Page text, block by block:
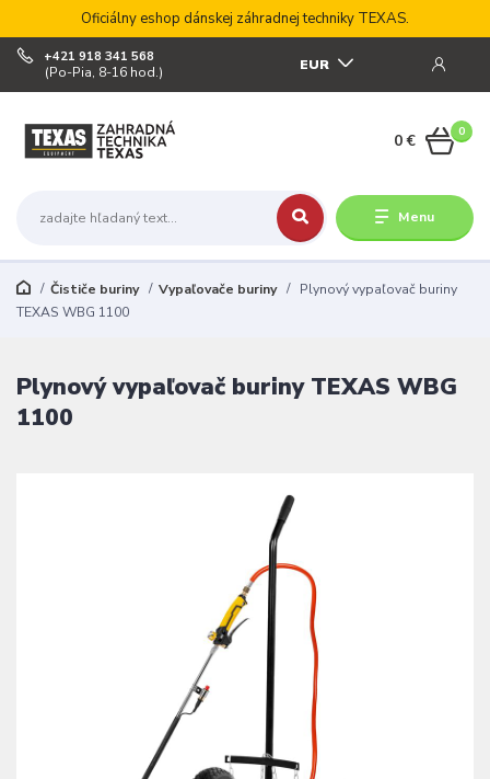
Oficiálny eshop dánskej záhradnej techniky TEXAS.
Menu
EUR
+421 918 341 568
(Po-Pia, 8-16 hod.)
0
0 €
Čističe buriny Vypaľovače buriny
Plynový vypaľovač buriny
TEXAS WBG 1100
Plynový vypaľovač buriny TEXAS WBG
1100